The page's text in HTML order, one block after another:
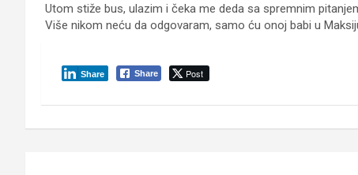
Utom stiže bus, ulazim i čeka me deda sa spremnim
Više nikom neću da odgovaram, samo ću onoj babi u
Share Post
Share